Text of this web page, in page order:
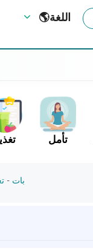
🌎اللغة
تأمل
بات -